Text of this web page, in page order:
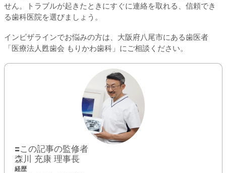
せん。トラブルが起きたときにすぐに連絡を取れる、信頼でき
る歯科医院を選びましょう。
インビザラインでお悩みの方は、大阪府八尾市にある歯医者
「医療法人甦歯会 もりかわ歯科」にご相談ください。
■この記事の監修者
森川 充康 理事長
経歴